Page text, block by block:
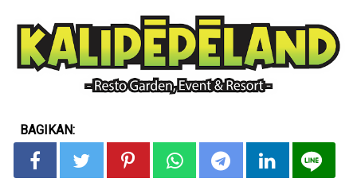
BAGIKAN: